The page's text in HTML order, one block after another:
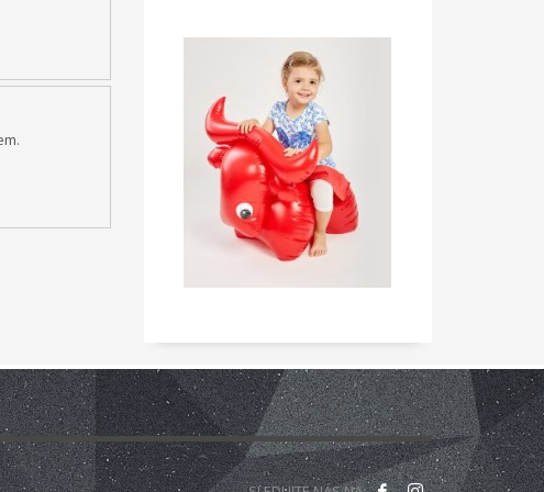
rodiny k dispozici po celou dobu projektu.
s ohroženými dětmi. Pobyt v místnosti Snoezelen je
vliv této metody je vidět u poruch jako jsou
je speciálně upravená a jejím cílem je působit na všechny
jsou dále uplatnění mládeže na trhu práce, sebepoznání
kvality služeb při práci s mládeží a mezinárodní
a zároveň budou hledat další nové přístupy pro práci
z programu Erasmus+.
partnerství zahrnují také „banku“ nápadů aktivit pro práci
závěr projektu se také uskuteční souhrnná konference